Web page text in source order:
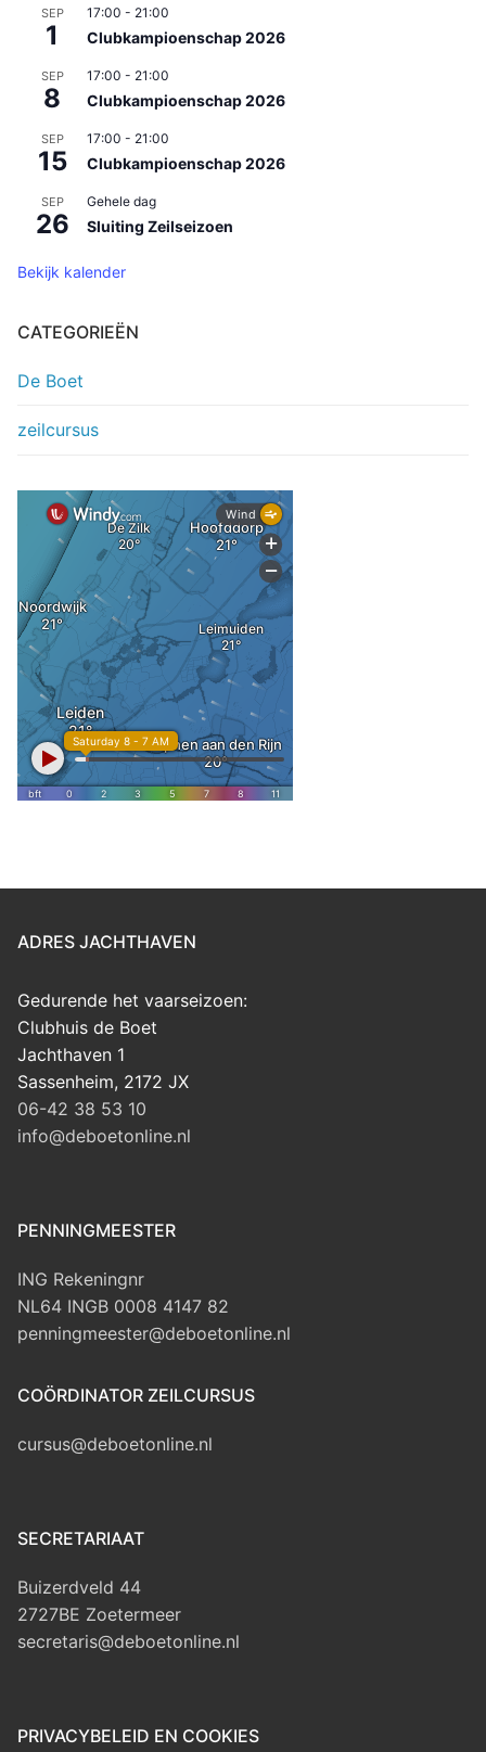
SEP
1
17:00 - 21:00
Clubkampioenschap 2026
SEP
8
17:00 - 21:00
Clubkampioenschap 2026
SEP
15
17:00 - 21:00
Clubkampioenschap 2026
SEP
26
Gehele dag
Sluiting Zeilseizoen
Bekijk kalender
CATEGORIEËN
De Boet
zeilcursus
ADRES JACHTHAVEN
Gedurende het vaarseizoen:
Clubhuis de Boet
Jachthaven 1
Sassenheim, 2172 JX
06-42 38 53 10
info@deboetonline.nl
PENNINGMEESTER
ING Rekeningnr
NL64 INGB 0008 4147 82
penningmeester@deboetonline.nl
COÖRDINATOR ZEILCURSUS
cursus@deboetonline.nl
SECRETARIAAT
Buizerdveld 44
2727BE Zoetermeer
secretaris@deboetonline.nl
PRIVACYBELEID EN COOKIES